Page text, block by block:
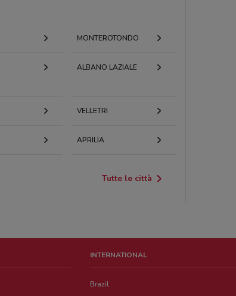
MONTEROTONDO
ALBANO LAZIALE
VELLETRI
APRILIA
Tutte le città
INTERNATIONAL
Brazil